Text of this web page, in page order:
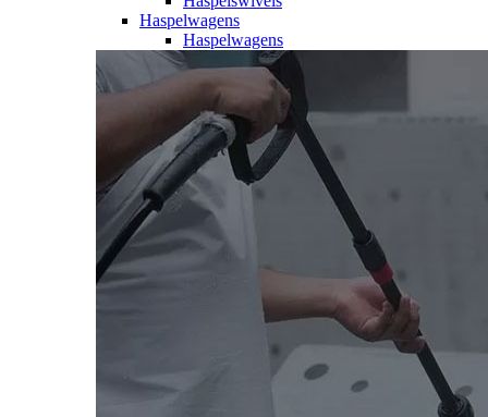
Haspelwagens
Haspelwagens